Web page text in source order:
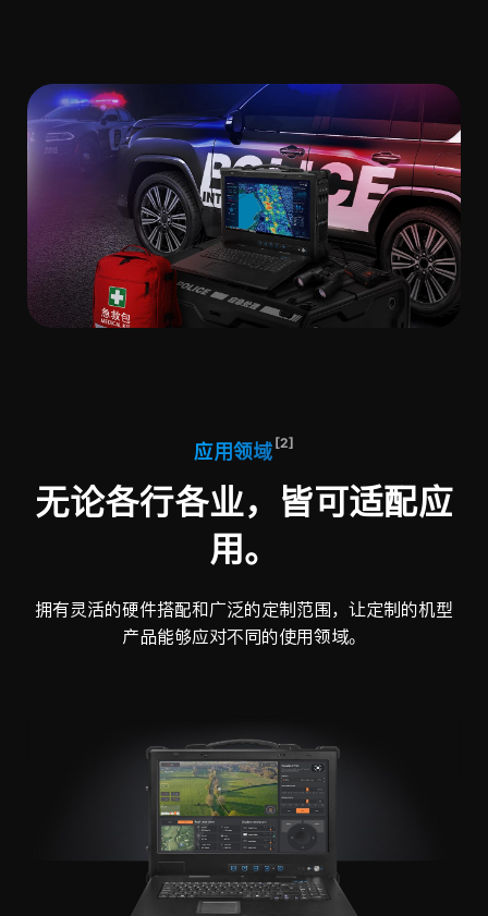
应用领域 [2]
无论各行各业，皆可适配应
用。
拥有灵活的硬件搭配和广泛的定制范围，让定制的机型
产品能够应对不同的使用领域。